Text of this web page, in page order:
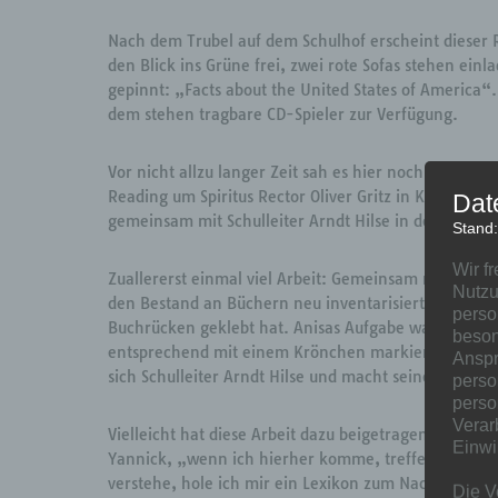
Nach dem Trubel auf dem Schulhof erscheint
den Blick ins Grüne frei, zwei rote Sofas stehen
gepinnt: „Facts about the United States of
dem stehen tragbare CD-Spieler zur Verfügung.
Vor nicht allzu langer Zeit sah es hier noch ganz
Reading um Spiritus Rector Oliver Gritz in
gemeinsam mit Schulleiter Arndt Hilse in den Club
Zuallererst einmal viel Arbeit: Gemeinsam mit
den Bestand an Büchern neu inventarisiert und
Buchrücken geklebt hat. Anisas Aufgabe war eine
entsprechend mit einem Krönchen markiert. In
sich Schulleiter Arndt Hilse und macht seinen
Vielleicht hat diese Arbeit dazu beigetragen, dass
Yannick, „wenn ich hierher komme, treffe ich
verstehe, hole ich mir ein Lexikon zum
Wir
Die